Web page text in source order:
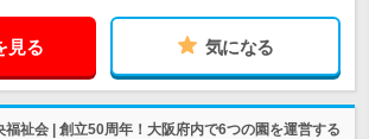
見る 気になる
祉会 | 創立50周年！大阪府内で6つの園を運営する